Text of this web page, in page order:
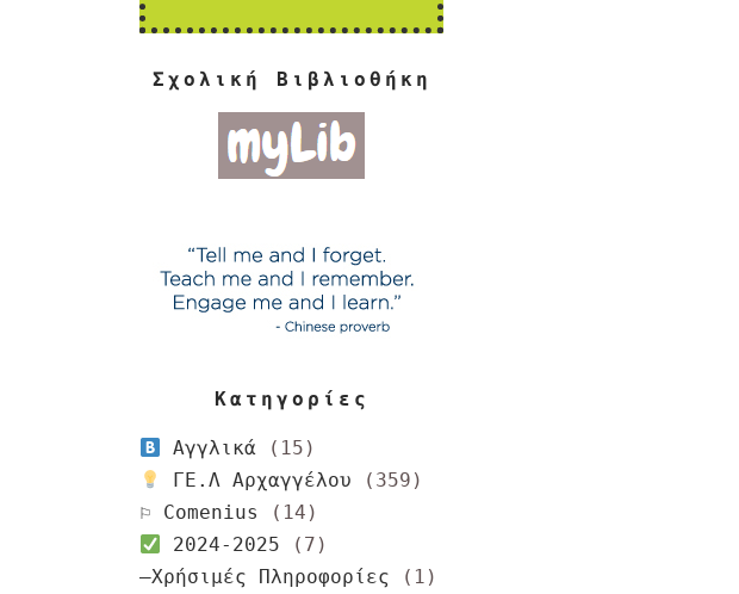
Σχολική Βιβλιοθήκη
Κατηγορίες
Αγγλικά (15)
ΓΕ.Λ Αρχαγγέλου (359)
⚐ Comenius
(14)
2024-2025 (7)
–Χρήσιμές Πληροφορίες (1)